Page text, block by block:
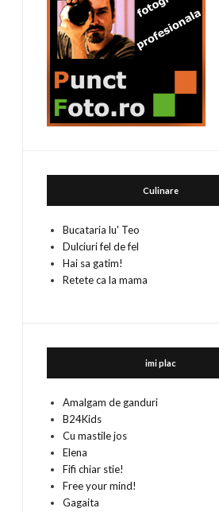
Culinare
Bucataria lu' Teo
Dulciuri fel de fel
Hai sa gatim!
Retete ca la mama
imi plac
Amalgam de ganduri
B24Kids
Cu mastile jos
Elena
Fifi chiar stie!
Free your mind!
Gagaita